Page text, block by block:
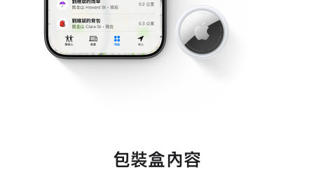
包裝盒內容